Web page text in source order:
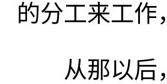
的分工来工
从那以后，